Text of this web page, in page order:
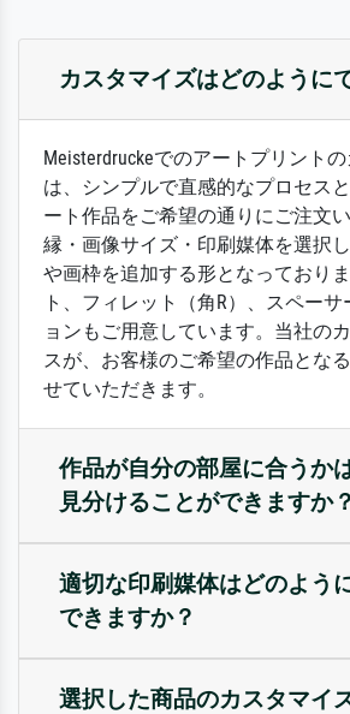
カスタマイズはどのように
Meisterdruckeでのアートプリント
は、シンプルで直感的なプロセス
ート作品をご希望の通りにご注文
縁・画像サイズ・印刷媒体を選択
や画枠を追加する形となっており
ト、フィレット（角R）、スペー
ョンもご用意しています。当社の
スが、お客様のご希望の作品とな
せていただきます。
作品が自分の部屋に合うか
見分けることができますか？
適切な印刷媒体はどのよう
できますか？
選択した商品のカスタマイ